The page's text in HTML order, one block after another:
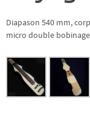
Diapason 540 mm,
micro double